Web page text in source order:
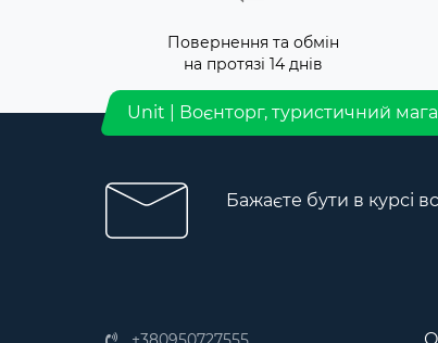
Повернення та обмін
на протязі 14 днів
Unit | Воєнторг, туристичний
Бажаєте бути в курсі